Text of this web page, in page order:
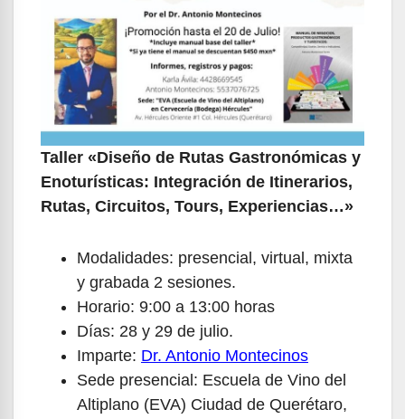
Taller «Diseño de Rutas Gastronómicas y
Enoturísticas: Integración de Itinerarios,
Rutas, Circuitos, Tours, Experiencias…»
Modalidades: presencial, virtual, mixta
y grabada 2 sesiones.
Horario: 9:00 a 13:00 horas
Días: 28 y 29 de julio.
Imparte: Dr. Antonio Montecinos
Sede presencial: Escuela de Vino del
Altiplano (EVA) Ciudad de Querétaro,